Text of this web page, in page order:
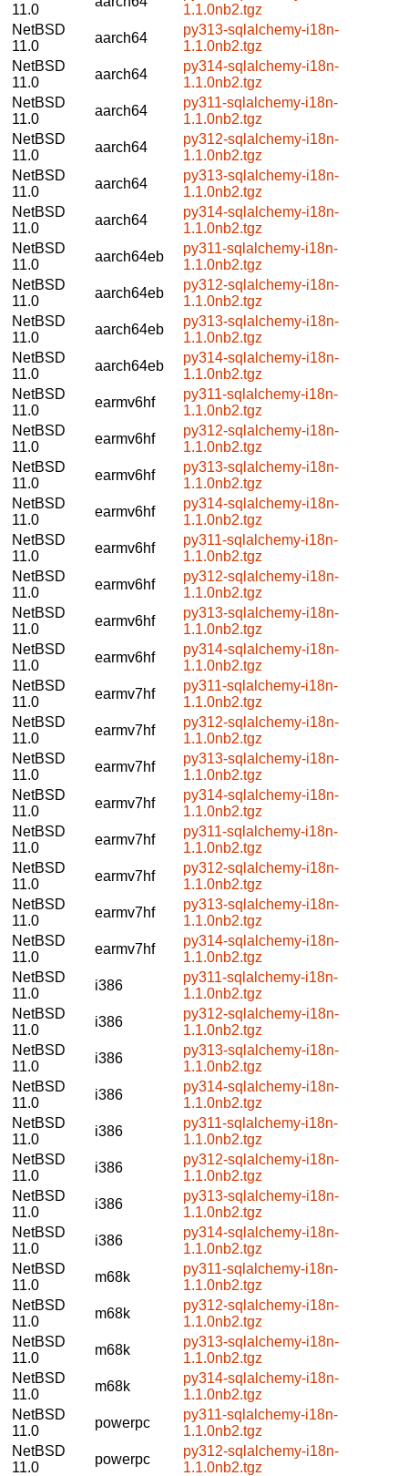
11.0
1.1.0nb2.tgz
NetBSD
11.0
aarch64
py313-sqlalchemy-i18n-
1.1.0nb2.tgz
NetBSD
11.0
aarch64
py314-sqlalchemy-i18n-
1.1.0nb2.tgz
NetBSD
11.0
aarch64
py311-sqlalchemy-i18n-
1.1.0nb2.tgz
NetBSD
11.0
aarch64
py312-sqlalchemy-i18n-
1.1.0nb2.tgz
NetBSD
11.0
aarch64
py313-sqlalchemy-i18n-
1.1.0nb2.tgz
NetBSD
11.0
aarch64
py314-sqlalchemy-i18n-
1.1.0nb2.tgz
NetBSD
11.0
aarch64eb
py311-sqlalchemy-i18n-
1.1.0nb2.tgz
NetBSD
11.0
aarch64eb
py312-sqlalchemy-i18n-
1.1.0nb2.tgz
NetBSD
11.0
aarch64eb
py313-sqlalchemy-i18n-
1.1.0nb2.tgz
NetBSD
11.0
aarch64eb
py314-sqlalchemy-i18n-
1.1.0nb2.tgz
NetBSD
11.0
earmv6hf
py311-sqlalchemy-i18n-
1.1.0nb2.tgz
NetBSD
11.0
earmv6hf
py312-sqlalchemy-i18n-
1.1.0nb2.tgz
NetBSD
11.0
earmv6hf
py313-sqlalchemy-i18n-
1.1.0nb2.tgz
NetBSD
11.0
earmv6hf
py314-sqlalchemy-i18n-
1.1.0nb2.tgz
NetBSD
11.0
earmv6hf
py311-sqlalchemy-i18n-
1.1.0nb2.tgz
NetBSD
11.0
earmv6hf
py312-sqlalchemy-i18n-
1.1.0nb2.tgz
NetBSD
11.0
earmv6hf
py313-sqlalchemy-i18n-
1.1.0nb2.tgz
NetBSD
11.0
earmv6hf
py314-sqlalchemy-i18n-
1.1.0nb2.tgz
NetBSD
11.0
earmv7hf
py311-sqlalchemy-i18n-
1.1.0nb2.tgz
NetBSD
11.0
earmv7hf
py312-sqlalchemy-i18n-
1.1.0nb2.tgz
NetBSD
11.0
earmv7hf
py313-sqlalchemy-i18n-
1.1.0nb2.tgz
NetBSD
11.0
earmv7hf
py314-sqlalchemy-i18n-
1.1.0nb2.tgz
NetBSD
11.0
earmv7hf
py311-sqlalchemy-i18n-
1.1.0nb2.tgz
NetBSD
11.0
earmv7hf
py312-sqlalchemy-i18n-
1.1.0nb2.tgz
NetBSD
11.0
earmv7hf
py313-sqlalchemy-i18n-
1.1.0nb2.tgz
NetBSD
11.0
earmv7hf
py314-sqlalchemy-i18n-
1.1.0nb2.tgz
NetBSD
11.0
i386
py311-sqlalchemy-i18n-
1.1.0nb2.tgz
NetBSD
11.0
i386
py312-sqlalchemy-i18n-
1.1.0nb2.tgz
NetBSD
11.0
i386
py313-sqlalchemy-i18n-
1.1.0nb2.tgz
NetBSD
11.0
i386
py314-sqlalchemy-i18n-
1.1.0nb2.tgz
NetBSD
11.0
i386
py311-sqlalchemy-i18n-
1.1.0nb2.tgz
NetBSD
11.0
i386
py312-sqlalchemy-i18n-
1.1.0nb2.tgz
NetBSD
11.0
i386
py313-sqlalchemy-i18n-
1.1.0nb2.tgz
NetBSD
11.0
i386
py314-sqlalchemy-i18n-
1.1.0nb2.tgz
NetBSD
11.0
m68k
py311-sqlalchemy-i18n-
1.1.0nb2.tgz
NetBSD
11.0
m68k
py312-sqlalchemy-i18n-
1.1.0nb2.tgz
NetBSD
11.0
m68k
py313-sqlalchemy-i18n-
1.1.0nb2.tgz
NetBSD
11.0
m68k
py314-sqlalchemy-i18n-
1.1.0nb2.tgz
NetBSD
11.0
powerpc
py311-sqlalchemy-i18n-
1.1.0nb2.tgz
NetBSD
11.0
powerpc
py312-sqlalchemy-i18n-
1.1.0nb2.tgz